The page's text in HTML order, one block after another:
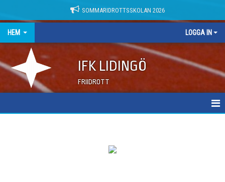
SOMMARIDROTTSSKOLAN 2026
HEM LOGGA IN
IFK LIDINGÖ
FRIIDROTT